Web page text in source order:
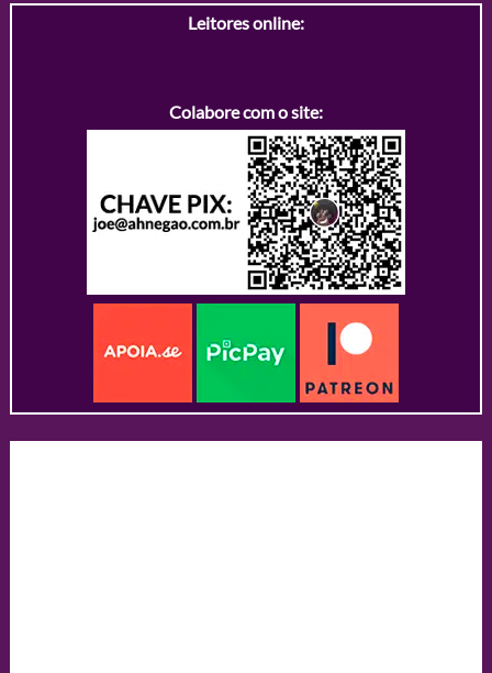
Leitores online:
Colabore com o site: